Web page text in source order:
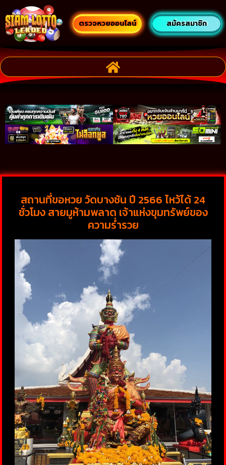
ตรวจหวยออนไลน์ สมัครสมาชิก
สถานที่ขอหวย วัดบางชัน ปี 2566 ไหว้ได้ 24
ชั่วโมง สายมูห้ามพลาด เจ้าแห่งขุมทรัพย์ของ
ความร่ำรวย